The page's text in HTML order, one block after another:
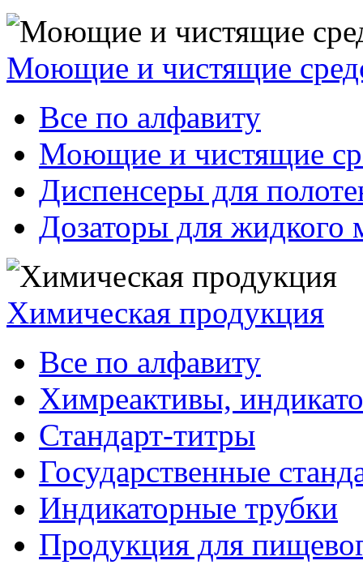
Моющие и чистящие
Все по алфавиту
Моющие и чистящие
Диспенсеры для
Дозаторы для жидкого
Химическая продукция
Все по алфавиту
Химреактивы,
Стандарт-титры
Государственные
Индикаторные трубки
Продукция для